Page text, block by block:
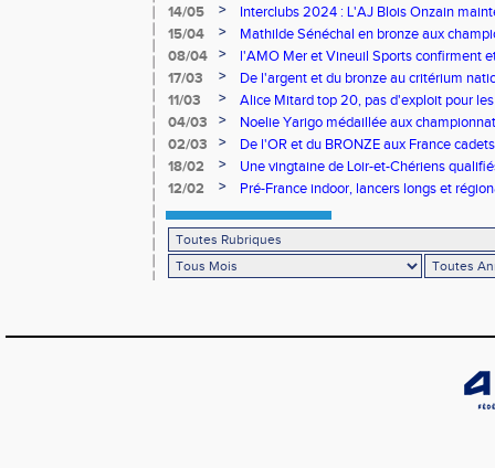
14/05
>
Interclubs 2024 : L'AJ Blois Onzain
Romorantin en N2B
15/04 >
Mathilde Sénéchal en bronze aux
08/04
>
l'AMO Mer et Vineuil Sports confirment
benjamins
17/03 >
De l'argent et du bronze au critérium
11/03
>
Alice Mitard top 20, pas d'exploit pour
04/03
>
Noelie Yarigo médaillée aux
02/03
>
De l'OR et du BRONZE aux France
18/02
>
Une vingtaine de Loir-et-Chériens
12/02
> Pré-France indoor, lancers longs et